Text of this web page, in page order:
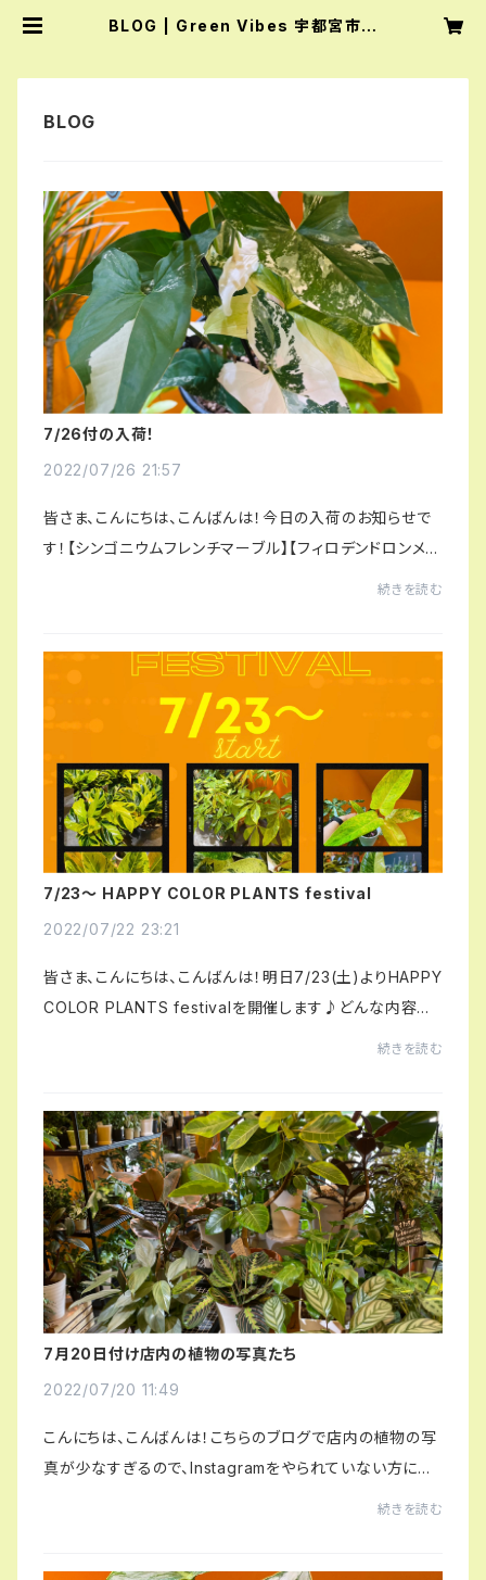
BLOG | Green Vibes 宇都宮市の
7/26付の入荷！
2022/07/26 21:57
皆さま、こんにちは、こんばんは！今日の入荷のお知らせで
す！【シンゴニウムフレンチマーブル】【フィロデンドロンメラ
続きを読む
7/23〜 HAPPY COLOR PLANTS festival
2022/07/22 23:21
皆さま、こんにちは、こんばんは！明日7/23(土)よりHAPPY
COLOR PLANTS festivalを開催します♪どんな内容か
続きを読む
7月20日付け店内の植物の写真たち
2022/07/20 11:49
こんにちは、こんばんは！こちらのブログで店内の植物の写
真が少なすぎるので、Instagramをやられていない方にも
続きを読む